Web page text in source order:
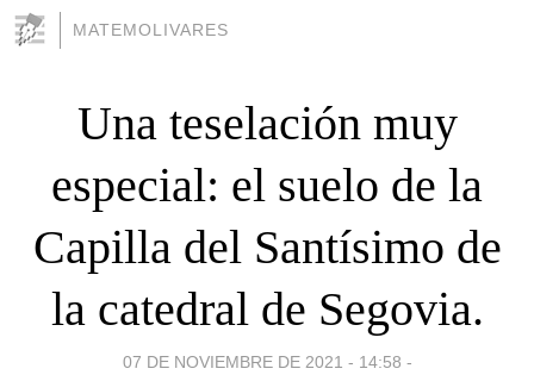
MATEMOLIVARES
Una teselación muy
especial: el suelo de la
Capilla del Santísimo de
la catedral de Segovia.
07 DE NOVIEMBRE DE 2021 - 14:58 -